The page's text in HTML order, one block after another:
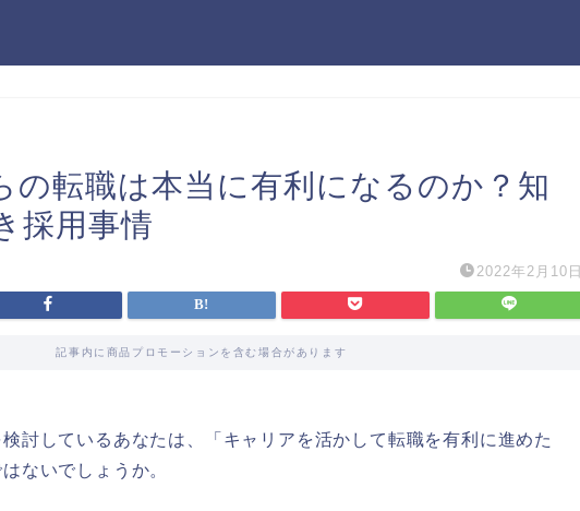
の転職は本当に有利になるのか？知
採用事情
2022年2月10日
記事内に商品プロモーションを含む場合があります
討しているあなたは、「キャリアを活かして転職を有利に進めた
ないでしょうか。